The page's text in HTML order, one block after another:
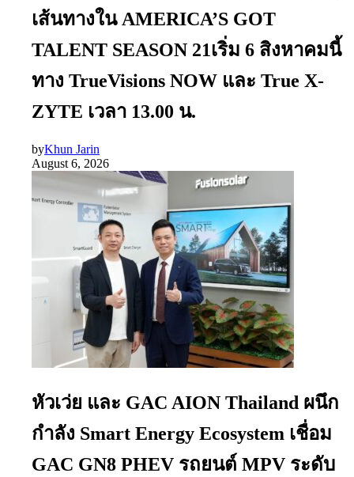
เส้นทางใน AMERICA’S GOT
TALENT SEASON 21เริ่ม 6 สิงหาคมนี้
ทาง TrueVisions NOW และ True X-
ZYTE เวลา 13.00 น.
byKhun Jarin
August 6, 2026
หัวเว่ย และ GAC AION Thailand ผนึก
กำลัง Smart Energy Ecosystem เชื่อม
GAC GN8 PHEV รถยนต์ MPV ระดับ